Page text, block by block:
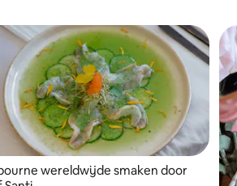
wereldwijde smaken door